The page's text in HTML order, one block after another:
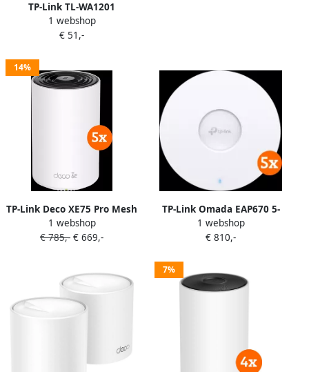
TP-Link TL-WA1201
1 webshop
€ 51,-
14%
TP-Link Deco XE75 Pro Mesh
Wifi 6E (5-pack)
1 webshop
€ 785,- € 669,-
TP-Link Omada EAP670 5-
pack
1 webshop
€ 810,-
7%